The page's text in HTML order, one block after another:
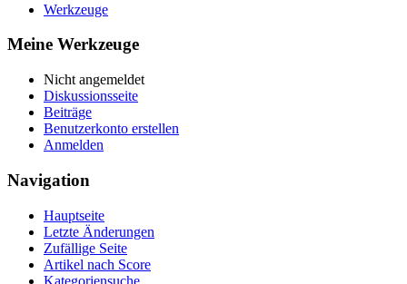
Werkzeuge
Meine Werkzeuge
Nicht angemeldet
Diskussionsseite
Beiträge
Benutzerkonto erstellen
Anmelden
Navigation
Hauptseite
Letzte Änderungen
Zufällige Seite
Artikel nach Score
Kategoriensuche